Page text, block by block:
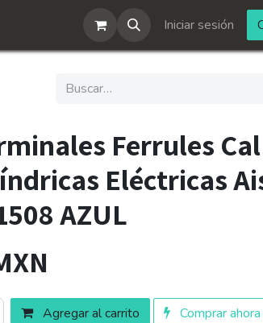
Iniciar sesión
Ferrules
Eléctricas
AZUL
Agregar al carrito Comprar ahora